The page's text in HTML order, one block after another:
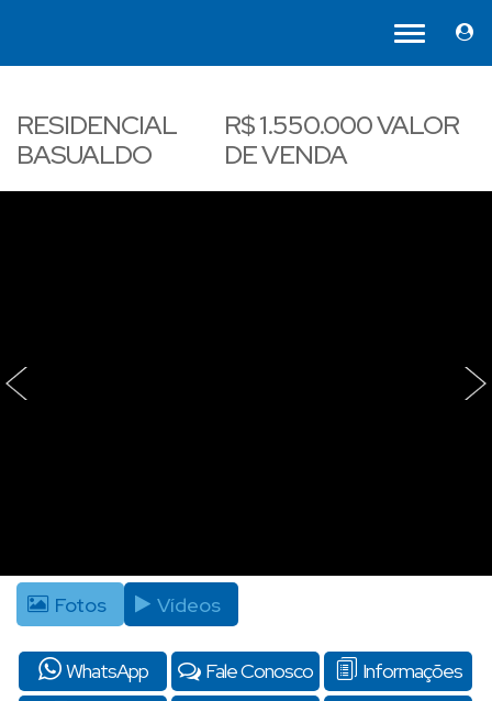
RESIDENCIAL
BASUALDO
R$1.550.000VALOR
DE VENDA
‹ ›
Fotos Vídeos
WhatsApp Fale Conosco
Informações